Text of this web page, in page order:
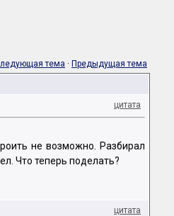
тема · Предыдущая тема
цитата
не возможно. Разбирал
Что теперь поделать?
цитата